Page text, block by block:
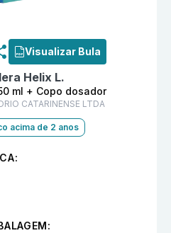
Visualizar Bula
Helix L.
ml + Copo dosador
CATARINENSE LTDA
acima de 2 anos